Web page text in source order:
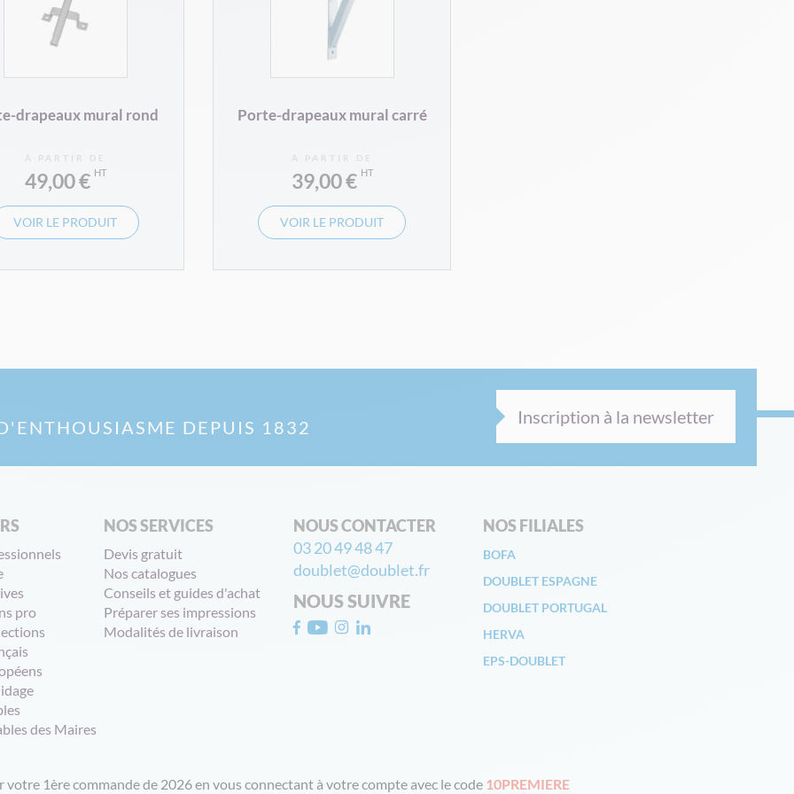
drapeaux mural rond
À PARTIR DE
49,00 €
VOIR LE PRODUIT
Porte-drapeaux mural carré
À PARTIR DE
39,00 €
VOIR LE PRODUIT
DEPUIS 1832 Inscription à la newsletter
pro
des Maires
NOS SERVICES
Devis gratuit
Nos catalogues
Conseils et guides d'achat
Préparer ses impressions
Modalités de livraison
NOUS CONTACTER
03 20 49 48 47
doublet@doublet.fr
NOUS SUIVRE
NOS FILIALES
BOFA
DOUBLET ESPAGNE
DOUBLET PORTUGAL
HERVA
EPS-DOUBLET
votre 1ère commande de 2026 en vous connectant à votre compte avec le code 10PREMIERE